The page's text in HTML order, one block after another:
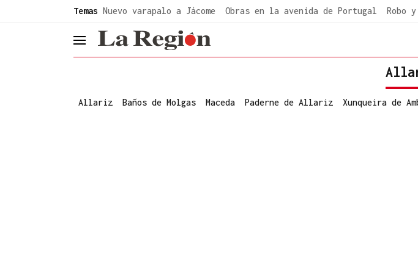
Temas Nuevo varapalo a Jácome Obras en la avenida de Portugal Robo
header.menu.open
Allariz Baños de Molgas Maceda Paderne de Allariz Xunqueira de